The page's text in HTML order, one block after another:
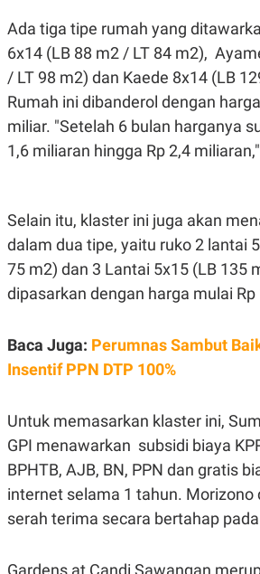
Ada tiga tipe rumah yang
6x14 (LB 88 m2 / LT 84 m2),
/ LT 98 m2) dan Kaede 8x14 (LB
Rumah ini dibanderol dengan
miliar. "Setelah 6 bulan harganya
1,6 miliaran hingga Rp 2,4
Selain itu, klaster ini juga akan
dalam dua tipe, yaitu ruko 2 lantai
75 m2) dan 3 Lantai 5x15 (LB 135
dipasarkan dengan harga mulai Rp
Baca Juga: Perumnas Sambut
Insentif PPN DTP 100%
Untuk memasarkan klaster ini,
GPI menawarkan subsidi biaya
BPHTB, AJB, BN, PPN dan gratis
internet selama 1 tahun. Morizono
serah terima secara bertahap
Gardens at Candi Sawangan